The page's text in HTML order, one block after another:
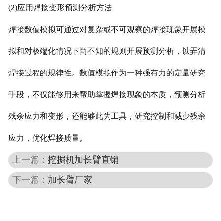
(2)应用焊接变形预测分析方法
焊接数值模拟可通过对复杂或不可观察的焊接现象开展模
拟和对极端化情况下尚不知的规则开展预测分析，以弄清
焊接过程的规律性。数值模拟作为一种强有力的定量研究
手段，不仅能够用来帮助掌握焊接现象的本质，预测分析
残余应力和变形，还能够此为工具，研究控制和减少残余
应力，优化焊接质量。
上一篇：挖掘机加长臂直销
下一篇： 加长臂厂家